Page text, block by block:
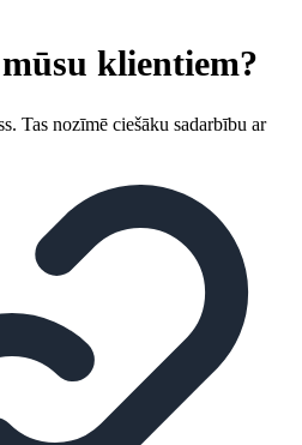
klientiem?
Tas nozīmē ciešāku sadarbību ar